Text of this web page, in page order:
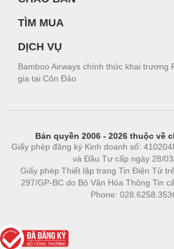
TÌM MUA
DỊCH VỤ
Bamboo Airways chính thức khai trương
gia tại Côn Đảo
Bản quyền 2006 - 2026 thuộc về
Giấy phép đăng ký Kinh doanh số:
và Đầu Tư cấp ngày 28/
Giấy phép Thiết lập trang Tin Điện Tử
297/GP-BC do Bộ Văn Hóa Thông Tin
Phone: